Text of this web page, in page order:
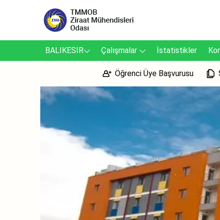
BALIKESİR Çalışmalar İstatistikler
Öğrenci Üye Başvurusu